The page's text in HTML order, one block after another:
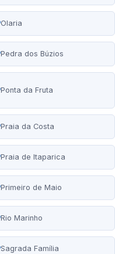
Olaria
Pedra dos Búzios
Ponta da Fruta
Praia da Costa
Praia de Itaparica
Primeiro de Maio
Rio Marinho
Sagrada Família